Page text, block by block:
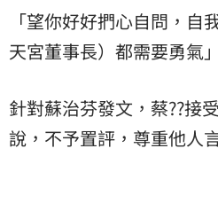
「望你好好捫心自問，自
天宮董事長）都需要勇氣
針對蘇治芬發文，蔡??接受
說，不予置評，尊重他人